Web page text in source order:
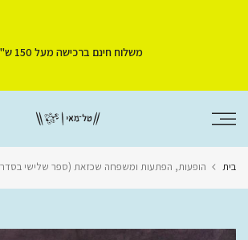
משלוח חינם ברכישה מעל 150 ש"ח
בית הופעות, הפתעות ומשפחה שכזאת (ספר שלישי